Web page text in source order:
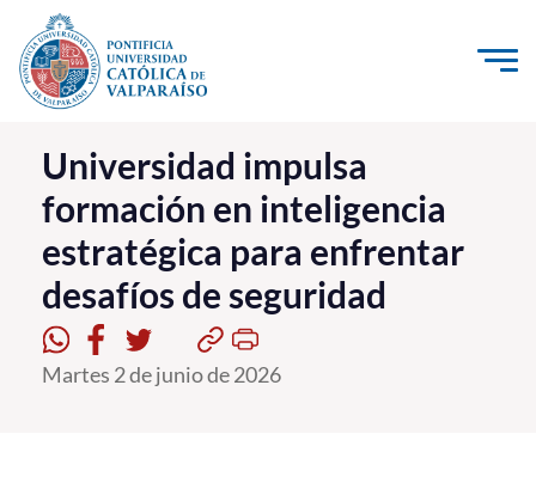
Click acá para ir directamente al contenido
La Universidad
Investigación, Creación e Innovación
PUCV Internacional
Vinculación con el Medio
Admisión
Universidad impulsa
formación en inteligencia
estratégica para enfrentar
desafíos de seguridad
Martes 2 de junio de 2026